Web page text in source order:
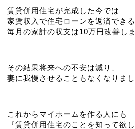
賃貸併用住宅が完成した今では
家賃収入で住宅ローンを返済できる
毎月の家計の収支は10万円改善しま
その結果将来への不安は減り、
妻に我慢させることもなくなりまし
これからマイホームを作る人にも
『賃貸併用住宅のことを知って欲し